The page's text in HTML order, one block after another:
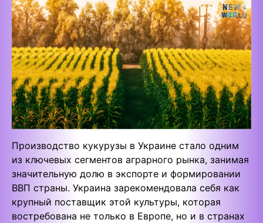
Производство кукурузы в Украине стало одним
из ключевых сегментов аграрного рынка, занимая
значительную долю в экспорте и формировании
ВВП страны. Украина зарекомендовала себя как
крупный поставщик этой культуры, которая
востребована не только в Европе, но и в странах